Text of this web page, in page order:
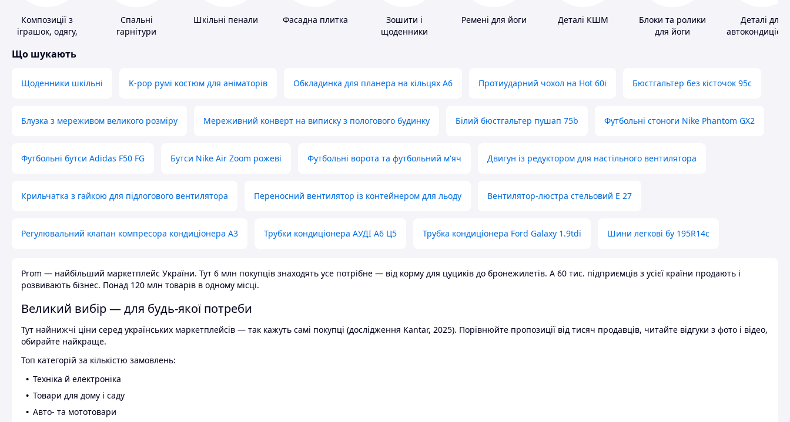
Композиції з
іграшок, одягу,
Спальні
гарнітури
Шкільні пенали Фасадна плитка
Зошити і
щоденники
Ремені для йоги Деталі КШМ
Блоки та ролики
для йоги
Деталі для
Що шукають
Щоденники шкільні K-pop румі костюм для аніматорів Обкладинка для планера на кільцях А6 Протиударний чохол на Hot 60i Бюстгальтер без кісточок 95с
Блузка з мереживом великого розміру Мереживний конверт на виписку з пологового будинку Білий бюстгальтер пушап 75b Футбольні стоноги Nike Phantom GX2
Футбольні бутси Adidas F50 FG Бутси Nike Air Zoom рожеві Футбольні ворота та футбольний м'яч Двигун із редуктором для настільного вентилятора
Крильчатка з гайкою для підлогового вентилятора Переносний вентилятор із контейнером для льоду Вентилятор-люстра стельовий E 27
Регулювальний клапан компресора кондиціонера А3 Трубки кондиціонера АУДІ А6 Ц5 Трубка кондиціонера Ford Galaxy 1.9tdi Шини легкові бу 195R14c
Prom — найбільший маркетплейс України. Тут 6 млн покупців знаходять усе потрібне — від корму для цуциків до бронежилетів. А 60 тис. підприємців з усієї країни продають і
розвивають бізнес. Понад 120 млн товарів в одному місці.
Великий вибір — для будь-якої потреби
Тут найнижчі ціни серед українських маркетплейсів — так кажуть самі покупці (дослідження Kantar, 2025). Порівнюйте пропозиції від тисяч продавців, читайте відгуки з фото і відео,
обирайте найкраще.
Топ категорій за кількістю замовлень:
Техніка й електроніка
Товари для дому і саду
Авто- та мототовари